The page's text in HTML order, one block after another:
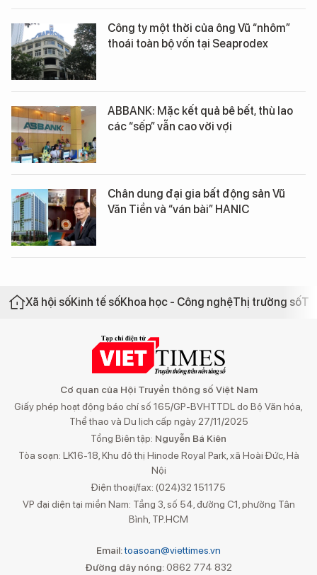
Công ty một thời của ông Vũ “nhôm”
thoái toàn bộ vốn tại Seaprodex
ABBANK: Mặc kết quả bê bết, thù lao
các “sếp” vẫn cao vời vợi
Chân dung đại gia bất động sản Vũ
Văn Tiền và “ván bài” HANIC
Xã hội sốKinh tế sốKhoa học - Công nghệThị trường số
Cơ quan của Hội Truyền thông số Việt Nam
Giấy phép hoạt động báo chí số 165/GP-BVHTTDL do Bộ Văn hóa,
Thể thao và Du lịch cấp ngày 27/11/2025
Tổng Biên tập: Nguyễn Bá Kiên
Tòa soạn: LK16-18, Khu đô thị Hinode Royal Park, xã Hoài Đức, Hà
Nội
Điện thoại/fax: (024)32 151175
VP đại diện tại miền Nam: Tầng 3, số 54, đường C1, phường Tân
Bình, TP.HCM
Email:toasoan@viettimes.vn
Đường dây nóng: 0862 774 832